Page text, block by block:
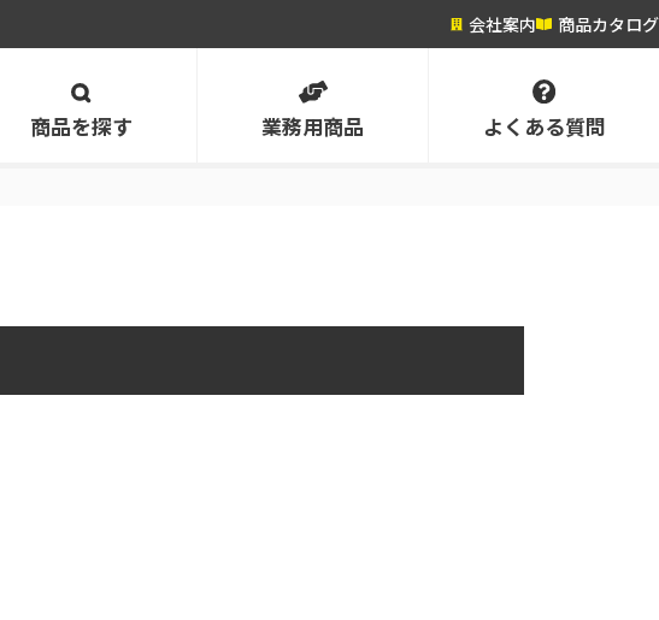
会社案内 商品カタログ
商品を探す 業務用商品 よくある質問